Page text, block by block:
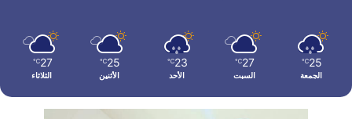
25
℃
الجمعة
27
℃
السبت
23
℃
الأحد
25
℃
الأثنين
27
℃
الثلاثاء